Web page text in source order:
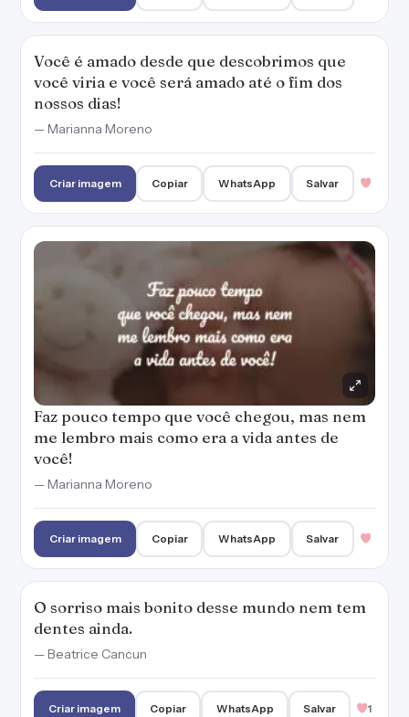
Você é amado desde que descobrimos que
você viria e você será amado até o fim dos
nossos dias!
— Marianna Moreno
Criar imagem Copiar WhatsApp Salvar
Faz pouco tempo que você chegou, mas nem
me lembro mais como era a vida antes de
você!
— Marianna Moreno
Criar imagem Copiar WhatsApp Salvar
O sorriso mais bonito desse mundo nem tem
dentes ainda.
— Beatrice Cancun
Criar imagem Copiar WhatsApp Salvar 1